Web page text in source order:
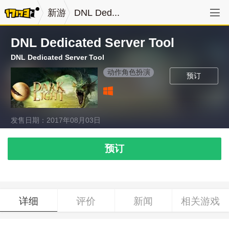
新游 DNL Ded...
DNL Dedicated Server Tool
DNL Dedicated Server Tool
预订
动作角色扮演
发售日期：2017年08月03日
预订
详细 评价 新闻 相关游戏